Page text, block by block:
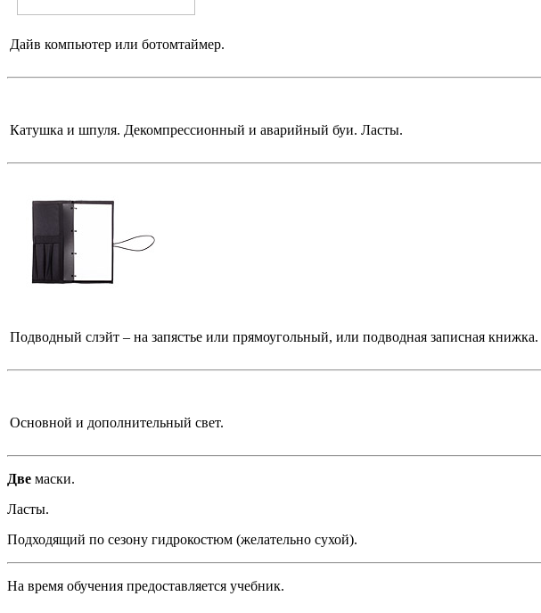
Дайв компьютер или ботомтаймер.
Катушка и шпуля. Декомпрессионный и аварийный буи. Ласты.
Подводный слэйт – на запястье или прямоугольный, или подводная записная книжка.
Основной и дополнительный свет.
Две маски.
Ласты.
Подходящий по сезону гидрокостюм (желательно сухой).
На время обучения предоставляется учебник.